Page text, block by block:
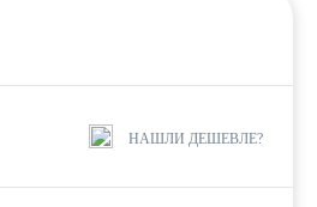
НАШЛИ ДЕШЕВЛЕ?